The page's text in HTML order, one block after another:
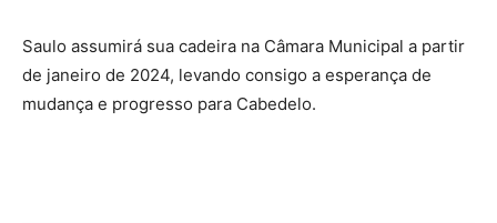
Saulo assumirá sua cadeira na Câmara Municipal a partir
de janeiro de 2024, levando consigo a esperança de
mudança e progresso para Cabedelo.